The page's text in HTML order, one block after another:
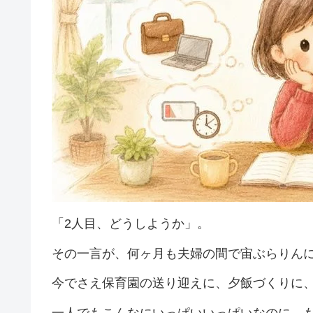
「2人目、どうしようか」。
その一言が、何ヶ月も夫婦の間で宙ぶらりん
今でさえ保育園の送り迎えに、夕飯づくりに